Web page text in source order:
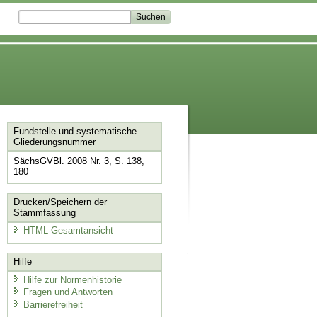
Fundstelle und systematische
Gliederungsnummer
SächsGVBl. 2008 Nr. 3, S. 138,
180
Drucken/Speichern der
Stammfassung
HTML-Gesamtansicht
Hilfe
Hilfe zur Normenhistorie
Fragen und Antworten
Barrierefreiheit